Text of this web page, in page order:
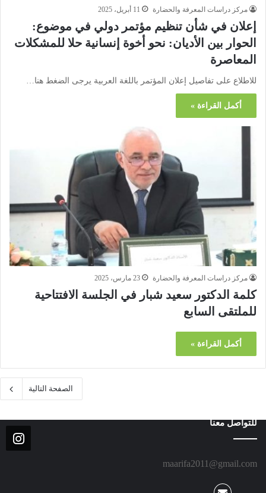
مركز دراسات المعرفة والحضارة 11 أبريل، 2025
إعلان في شأن تنظيم مؤتمر دولي في موضوع:
الحوار بين الأديان: نحو أخوة إنسانية حلا للمشكلات
المعاصرة
للاطلاع على تفاصيل إعلان المؤتمر باللغة العربية يرجى الضغط هنا…
أكمل القراءة »
مركز دراسات المعرفة والحضارة 23 مارس، 2025
كلمة الدكتور سعيد شبار في الجلسة الافتتاحية
للملتقى السابع
أكمل القراءة »
الصفحة التالية
للتواصل معنا
maarifa2011@gmail.com